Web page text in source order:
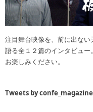
注目舞台映像を、前に出な
語る全１２篇のインタビュ
お楽しみください。
Tweets by confe_magazine